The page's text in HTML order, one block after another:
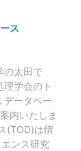
ス
の太田で
学会のト
データベー
内いたしま
(TOD)は情
ンス研究